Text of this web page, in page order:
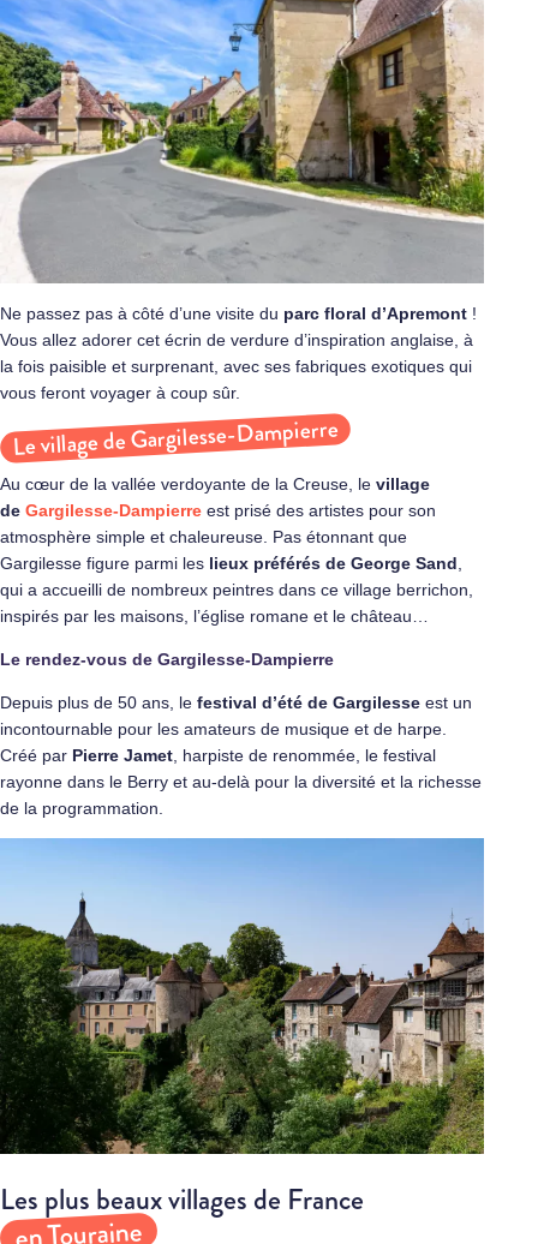
Ne passez pas à côté d’une visite du parc floral d’Apremont !
Vous allez adorer cet écrin de verdure d’inspiration anglaise, à
la fois paisible et surprenant, avec ses fabriques exotiques qui
vous feront voyager à coup sûr.
Le village de Gargilesse-Dampierre
Au cœur de la vallée verdoyante de la Creuse, le village
de Gargilesse-Dampierre est prisé des artistes pour son
atmosphère simple et chaleureuse. Pas étonnant que
Gargilesse figure parmi les lieux préférés de George Sand
qui a accueilli de nombreux peintres dans ce village berrichon,
inspirés par les maisons, l’église romane et le château…
Le rendez-vous de Gargilesse-Dampierre
Depuis plus de 50 ans, le festival d’été de Gargilesse est un
incontournable pour les amateurs de musique et de harpe.
Créé par Pierre Jamet , harpiste de renommée, le festival
rayonne dans le Berry et au-delà pour la diversité et la richesse
de la programmation.
Les plus beaux villages de France